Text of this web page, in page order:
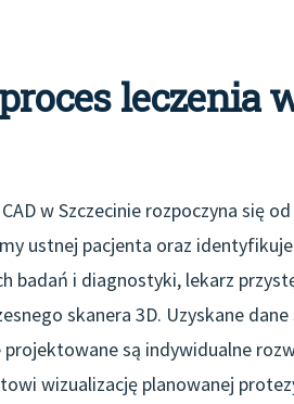
leczenia
w Szczecinie rozpoczyna się
ustnej pacjenta oraz
badań i diagnostyki, lekarz
skanera 3D. Uzyskane dane
są indywidualne
wizualizację planowanej